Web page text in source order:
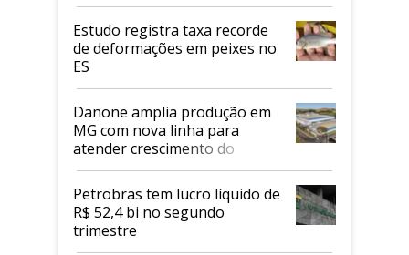
Estudo registra taxa recorde
de deformações em peixes no
ES
Danone amplia produção em
MG com nova linha para
atender crescimento do
mercado de alimentos
proteicos
Petrobras tem lucro líquido de
R$ 52,4 bi no segundo
trimestre